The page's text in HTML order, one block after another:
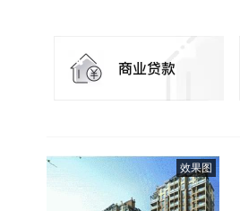
效果图